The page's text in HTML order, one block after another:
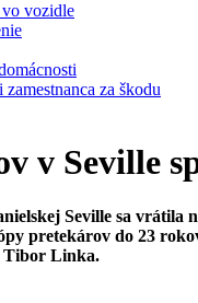
vo vozidle
za škodu
v Seville
Seville sa
pretekárov do 23
Tibor Linka.